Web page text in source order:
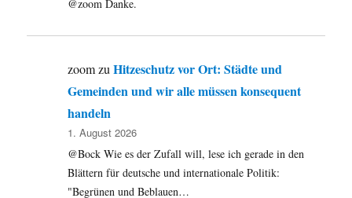
@zoom Danke.
zoomzuHitzeschutz vor Ort: Städte und
Gemeinden und wir alle müssen konsequent
handeln
1. August 2026
@Bock Wie es der Zufall will, lese ich gerade in den
Blättern für deutsche und internationale Politik:
"Begrünen und Beblauen…